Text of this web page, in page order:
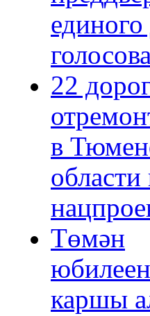
22
в
области
Төмән
юбилеен
каршы